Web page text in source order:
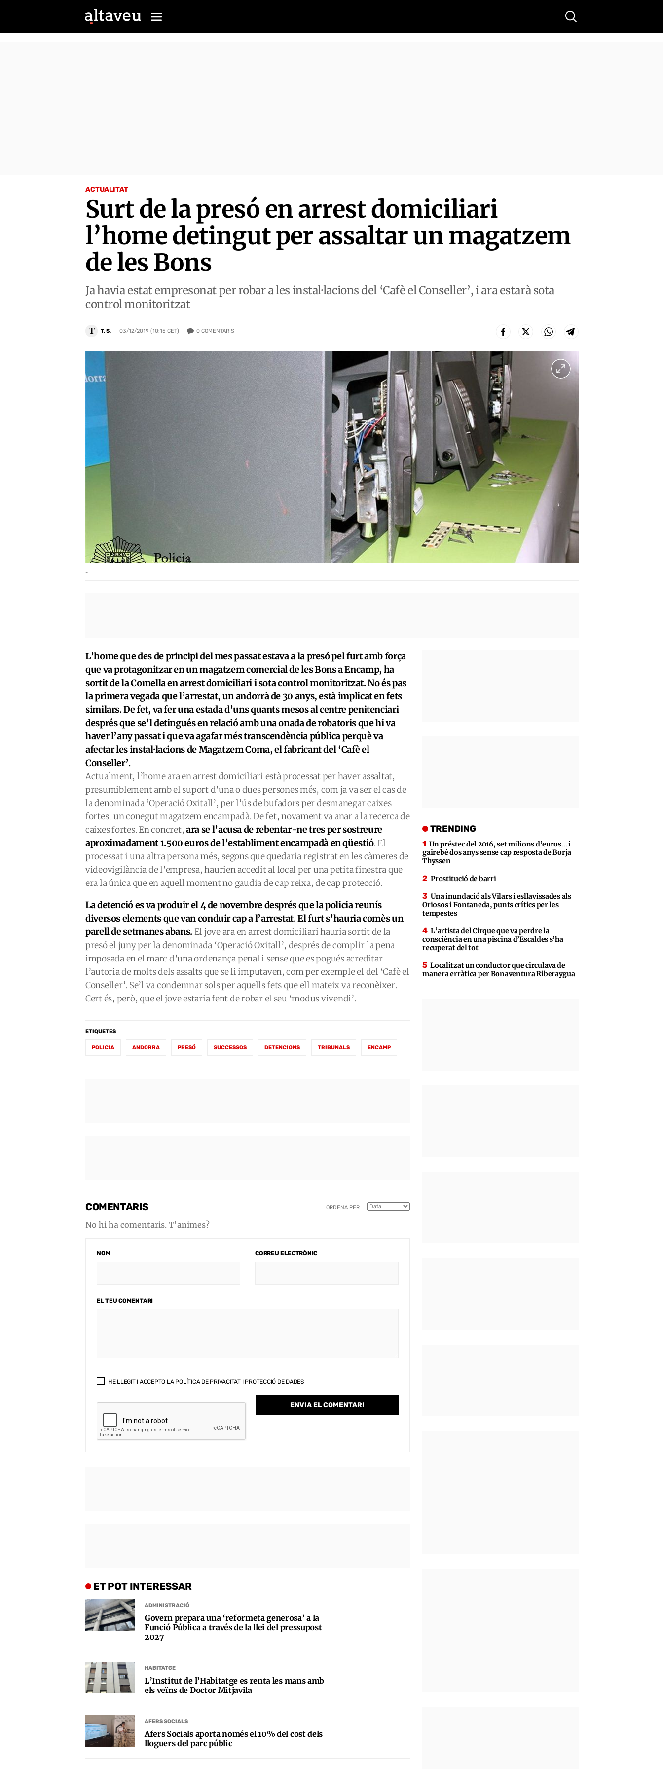
Buscar
ACTUALITAT
Surt de la presó en arrest domiciliari
l’home detingut per assaltar un magatzem
de les Bons
Ja havia estat empresonat per robar a les instal·lacions del ‘Cafè el Conseller’, i ara estarà sota
control monitoritzat
T T. S. 03/12/2019 (10:15 CET) 0 COMENTARIS
-
L’home que des de principi del mes passat estava a la presó pel furt amb força
que va protagonitzar en un magatzem comercial de les Bons a Encamp, ha
sortit de la Comella en arrest domiciliari i sota control monitoritzat. No és pas
la primera vegada que l’arrestat, un andorrà de 30 anys, està implicat en fets
similars. De fet, va fer una estada d’uns quants mesos al centre penitenciari
després que se’l detingués en relació amb una onada de robatoris que hi va
haver l’any passat i que va agafar més transcendència pública perquè va
afectar les instal·lacions de Magatzem Coma, el fabricant del ‘Cafè el
Conseller’.
Actualment, l’home ara en arrest domiciliari està processat per haver assaltat,
presumiblement amb el suport d’una o dues persones més, com ja va ser el cas de
la denominada ‘Operació Oxitall’, per l’ús de bufadors per desmanegar caixes
fortes, un conegut magatzem encampadà. De fet, novament va anar a la recerca de
caixes fortes. En concret,ara se l’acusa de rebentar-ne tres per sostreure
aproximadament 1.500 euros de l’establiment encampadà en qüestió. El
processat i una altra persona més, segons que quedaria registrat en les càmeres de
videovigilància de l’empresa, haurien accedit al local per una petita finestra que
era la única que en aquell moment no gaudia de cap reixa, de cap protecció.
La detenció es va produir el 4 de novembre després que la policia reunís
diversos elements que van conduir cap a l’arrestat. El furt s’hauria comès un
parell de setmanes abans. El jove ara en arrest domiciliari hauria sortit de la
presó el juny per la denominada ‘Operació Oxitall’, després de complir la pena
imposada en el marc d’una ordenança penal i sense que es pogués acreditar
l’autoria de molts dels assalts que se li imputaven, com per exemple el del ‘Cafè el
Conseller’. Se’l va condemnar sols per aquells fets que ell mateix va reconèixer.
Cert és, però, que el jove estaria fent de robar el seu ‘modus vivendi’.
ETIQUETES
POLICIA ANDORRA PRESÓ SUCCESSOS DETENCIONS TRIBUNALS ENCAMP
COMENTARIS ORDENA PER
No hi ha comentaris. T'animes?
NOM CORREU ELECTRÒNIC
EL TEU COMENTARI
HE LLEGIT I ACCEPTO LA POLÍTICA DE PRIVACITAT I PROTECCIÓ DE DADES
ET POT INTERESSAR
ADMINISTRACIÓ
Govern prepara una ‘reformeta generosa’ a la
Funció Pública a través de la llei del pressupost
2027
HABITATGE
L’Institut de l’Habitatge es renta les mans amb
els veïns de Doctor Mitjavila
AFERS SOCIALS
Afers Socials aporta només el 10% del cost dels
lloguers del parc públic
TRENDING
Un préstec del 2016, set milions d’euros… i
gairebé dos anys sense cap resposta de Borja
Thyssen
Prostitució de barri
Una inundació als Vilars i esllavissades als
Oriosos i Fontaneda, punts crítics per les
tempestes
L’artista del Cirque que va perdre la
consciència en una piscina d’Escaldes s’ha
recuperat del tot
Localitzat un conductor que circulava de
manera erràtica per Bonaventura Riberaygua